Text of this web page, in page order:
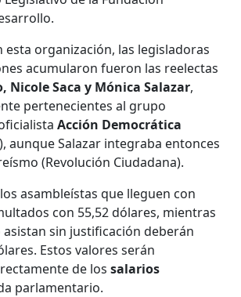
esta organización, las legisladoras
acumularon fueron las reelectas
Nicole Saca y Mónica Salazar,
pertenecientes al grupo
Acción Democrática
aunque Salazar integraba entonces
(Revolución Ciudadana).
asambleístas que lleguen con
con 55,52 dólares, mientras
sin justificación deberán
Estos valores serán
de lossalarios
parlamentario.